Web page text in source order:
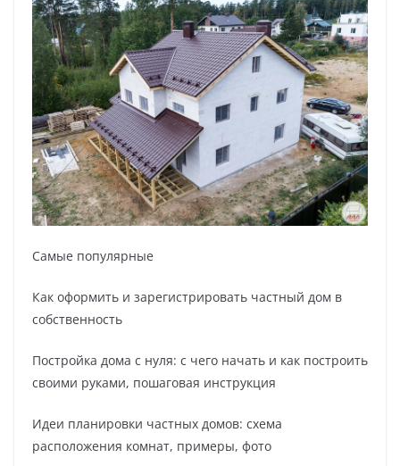
Самые популярные
Как оформить и зарегистрировать частный дом в
собственность
Постройка дома с нуля: с чего начать и как построить
своими руками, пошаговая инструкция
Идеи планировки частных домов: схема
расположения комнат, примеры, фото